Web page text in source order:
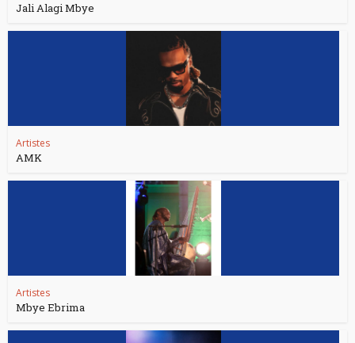
Jali Alagi Mbye
Artistes
AMK
Artistes
Mbye Ebrima